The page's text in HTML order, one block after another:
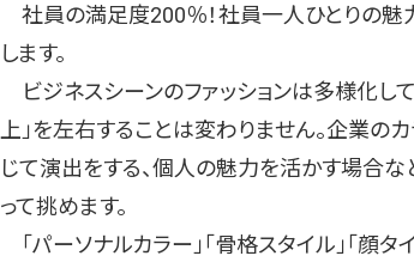
社員の満足度200％！社員一人ひとりの魅
します。
ビジネスシーンのファッションは多様化し
上」を左右することは変わりません。企業の
じて演出をする、個人の魅力を活かす場合
って挑めます。
「パーソナルカラー」「骨格スタイル」「顔タ